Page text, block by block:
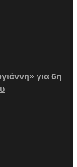
για 6η